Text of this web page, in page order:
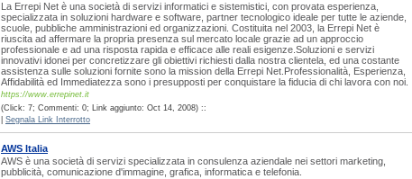
La Errepi Net è una società di servizi informatici e sistemistici, con provata esperienza,
specializzata in soluzioni hardware e software, partner tecnologico ideale per tutte le aziende,
scuole, pubbliche amministrazioni ed organizzazioni. Costituita nel 2003, la Errepi Net è
riuscita ad affermare la propria presenza sul mercato locale grazie ad un approccio
professionale e ad una risposta rapida e efficace alle reali esigenze.Soluzioni e servizi
innovativi idonei per concretizzare gli obiettivi richiesti dalla nostra clientela, ed una costante
assistenza sulle soluzioni fornite sono la mission della Errepi Net.Professionalità, Esperienza,
Affidabilità ed Immediatezza sono i presupposti per conquistare la fiducia di chi lavora con noi.
https://www.errepinet.it
(Click: 7; Commenti: 0; Link aggiunto: Oct 14, 2008) ::
Segnala Link Interrotto
AWS Italia
AWS è una società di servizi specializzata in consulenza aziendale nei settori marketing,
pubblicità, comunicazione d'immagine, grafica, informatica e telefonia.